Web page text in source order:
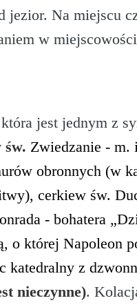
Na miejscu
w
jest jednym z
św. Zwiedzanie - m.
obronnych (w
cerkiew św.
- bohatera
o której Napoleon
katedralny z
nieczynne).